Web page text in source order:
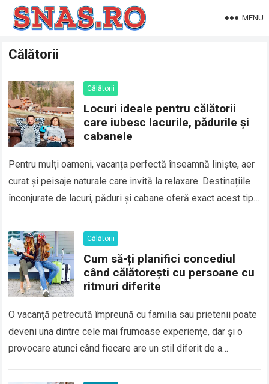
MENU
Călătorii
Călătorii
Locuri ideale pentru călătorii
care iubesc lacurile, pădurile și
cabanele
Pentru mulți oameni, vacanța perfectă înseamnă liniște, aer
curat și peisaje naturale care invită la relaxare. Destinațiile
înconjurate de lacuri, păduri și cabane oferă exact acest tip
Călătorii
Cum să-ți planifici concediul
când călătorești cu persoane cu
ritmuri diferite
O vacanță petrecută împreună cu familia sau prietenii poate
deveni una dintre cele mai frumoase experiențe, dar și o
provocare atunci când fiecare are un stil diferit de a